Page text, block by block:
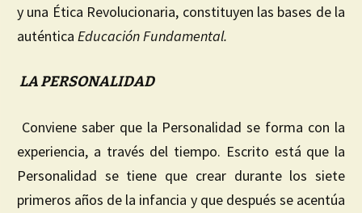
y una Ética Revolucionaria, constituyen las bases de la
auténtica Educación Fundamental.
LA PERSONALIDAD
Conviene saber que la Personalidad se forma con la
experiencia, a través del tiempo. Escrito está que la
Personalidad se tiene que crear durante los siete
primeros años de la infancia y que después se acentúa